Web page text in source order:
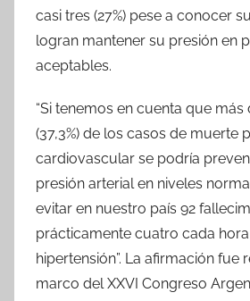
casi tres (27%) pese a conocer
logran mantener su presión en
aceptables.
“Si tenemos en cuenta que más
(37,3%) de los casos de muerte
cardiovascular se podría
presión arterial en niveles
evitar en nuestro país 92
prácticamente cuatro cada
hipertensión”. La afirmación fue
marco del XXVI Congreso